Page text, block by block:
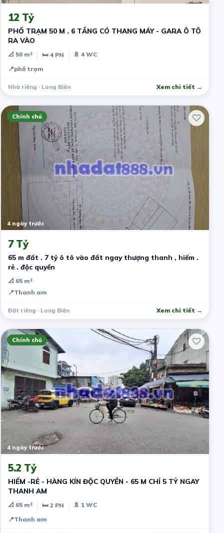
12 Tỷ
PHỐ TRẠM 50 M . 6 TẦNG CÓ THANG MÁY - GARA Ô TÔ
RA VÀO
📐 50 m² 🛏 4 PN
🚿 4 WC
📍phố trạm
Nhà riêng · Long Biên Xem chi tiết →
Chính chủ
4 ngày trước
7 Tỷ
65 m đất . 7 tỷ ô tô vào đất ngay thượng thanh , hiếm .
rẻ . độc quyền
📐 65 m²
📍Thanh am
Đất riêng · Long Biên Xem chi tiết →
Chính chủ
4 ngày trước
5.2 Tỷ
HIẾM -RẺ - HÀNG KÍN ĐỘC QUYỀN - 65 M CHỈ 5 TỶ NGAY
THANH AM
📐 65 m² 🛏 2 PN
🚿 1 WC
📍Thanh am